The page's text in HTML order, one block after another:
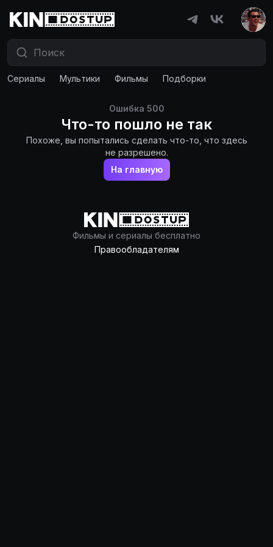
Сериалы Мультики Фильмы Подборки
Ошибка 500
Что-то пошло не так
Похоже, вы попытались сделать что-то, что здесь
не разрешено.
На главную
Фильмы и сериалы бесплатно
Правообладателям